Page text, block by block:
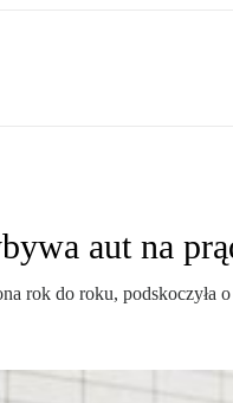
aut na
rok do roku, podskoczyła